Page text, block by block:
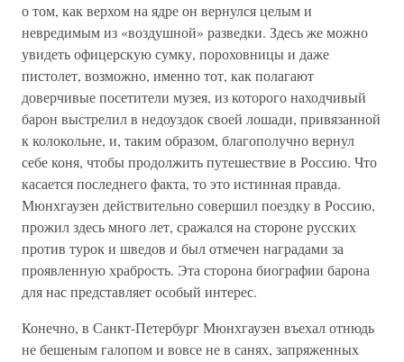
о том, как верхом на ядре он вернулся целым и
невредимым из «воздушной» разведки. Здесь же можно
увидеть офицерскую сумку, пороховницы и даже
пистолет, возможно, именно тот, как полагают
доверчивые посетители музея, из которого находчивый
барон выстрелил в недоуздок своей лошади, привязанной
к колокольне, и, таким образом, благополучно вернул
себе коня, чтобы продолжить путешествие в Россию. Что
касается последнего факта, то это истинная правда.
Мюнхгаузен действительно совершил поездку в Россию,
прожил здесь много лет, сражался на стороне русских
против турок и шведов и был отмечен наградами за
проявленную храбрость. Эта сторона биографии барона
для нас представляет особый интерес.
Конечно, в Санкт-Петербург Мюнхгаузен въехал отнюдь
не бешеным галопом и вовсе не в санях, запряженных